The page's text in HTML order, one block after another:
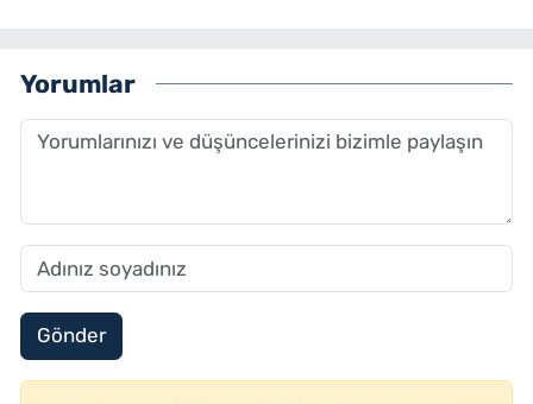
Yorumlar
Gönder